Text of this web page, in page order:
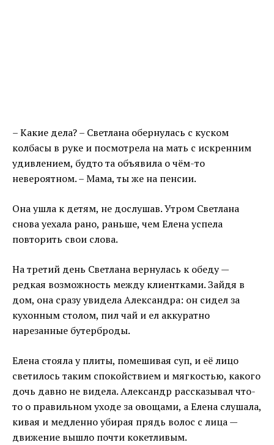
– Какие дела? – Светлана обернулась с куском
колбасы в руке и посмотрела на мать с искренним
удивлением, будто та объявила о чём-то
невероятном. – Мама, ты же на пенсии.
Она ушла к детям, не дослушав. Утром Светлана
снова уехала рано, раньше, чем Елена успела
повторить свои слова.
На третий день Светлана вернулась к обеду —
редкая возможность между клиентками. Зайдя в
дом, она сразу увидела Александра: он сидел за
кухонным столом, пил чай и ел аккуратно
нарезанные бутерброды.
Елена стояла у плиты, помешивая суп, и её лицо
светилось таким спокойствием и мягкостью, какого
дочь давно не видела. Александр рассказывал что-
то о правильном уходе за овощами, а Елена слушала,
кивая и медленно убирая прядь волос с лица —
движение вышло почти кокетливым.